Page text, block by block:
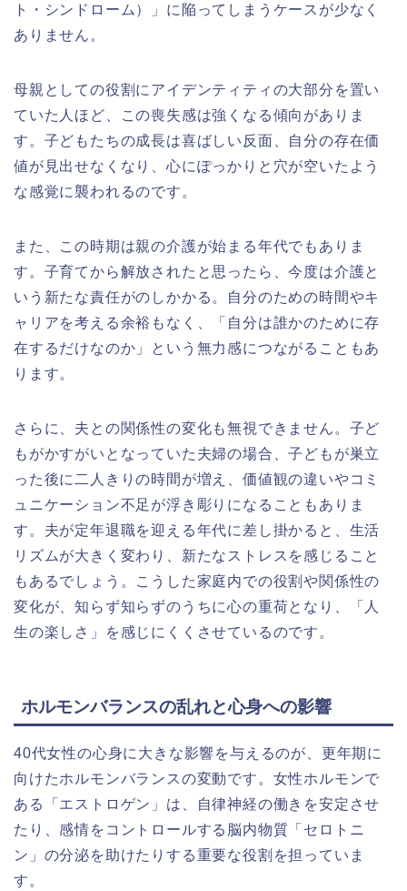
ト・シンドローム）」に陥ってしまうケースが少なく
ありません。
母親としての役割にアイデンティティの大部分を置い
ていた人ほど、この喪失感は強くなる傾向がありま
す。子どもたちの成長は喜ばしい反面、自分の存在価
値が見出せなくなり、心にぽっかりと穴が空いたよう
な感覚に襲われるのです。
また、この時期は親の介護が始まる年代でもありま
す。子育てから解放されたと思ったら、今度は介護と
いう新たな責任がのしかかる。自分のための時間やキ
ャリアを考える余裕もなく、「自分は誰かのために存
在するだけなのか」という無力感につながることもあ
ります。
さらに、夫との関係性の変化も無視できません。子ど
もがかすがいとなっていた夫婦の場合、子どもが巣立
った後に二人きりの時間が増え、価値観の違いやコミ
ュニケーション不足が浮き彫りになることもありま
す。夫が定年退職を迎える年代に差し掛かると、生活
リズムが大きく変わり、新たなストレスを感じること
もあるでしょう。こうした家庭内での役割や関係性の
変化が、知らず知らずのうちに心の重荷となり、「人
生の楽しさ」を感じにくくさせているのです。
ホルモンバランスの乱れと心身への影響
40代女性の心身に大きな影響を与えるのが、更年期に
向けたホルモンバランスの変動です。女性ホルモンで
ある「エストロゲン」は、自律神経の働きを安定させ
たり、感情をコントロールする脳内物質「セロトニ
ン」の分泌を助けたりする重要な役割を担っていま
す。